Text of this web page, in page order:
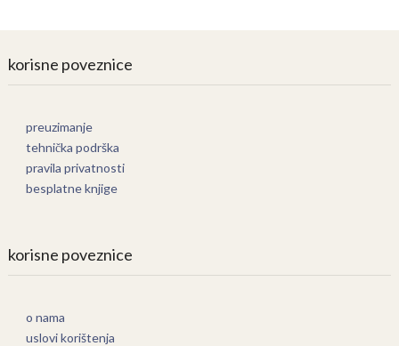
korisne poveznice
preuzimanje
tehnička podrška
pravila privatnosti
besplatne knjige
korisne poveznice
o nama
uslovi korištenja